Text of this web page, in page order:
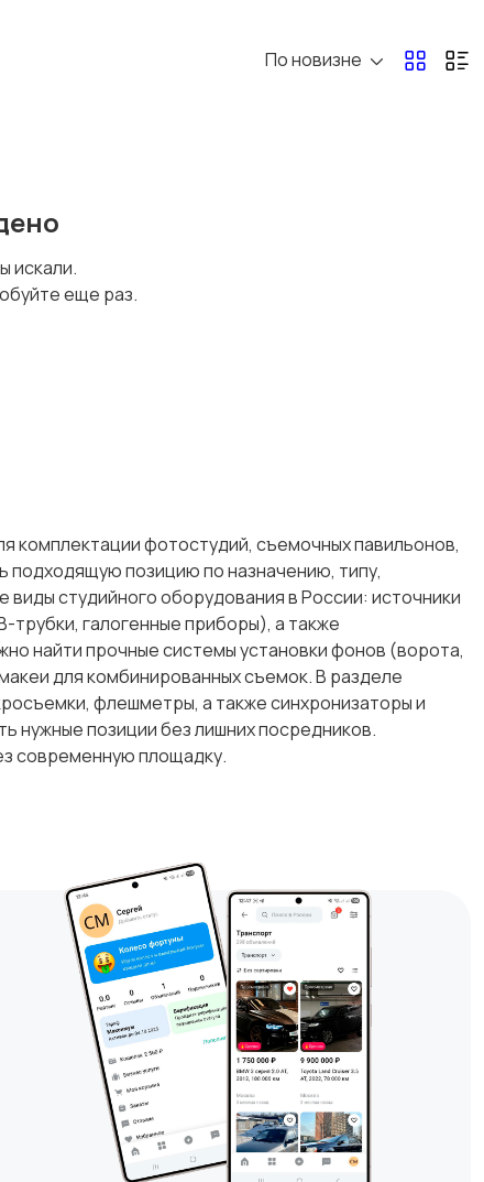
По новизне
искали.
еще раз.
комплектации фотостудий, съемочных павильонов,
подходящую позицию по назначению, типу,
студийного оборудования в России: источники
трубки, галогенные приборы), а также
найти прочные системы установки фонов (ворота,
для комбинированных съемок. В разделе
флешметры, а также синхронизаторы и
нужные позиции без лишних посредников.
современную площадку.